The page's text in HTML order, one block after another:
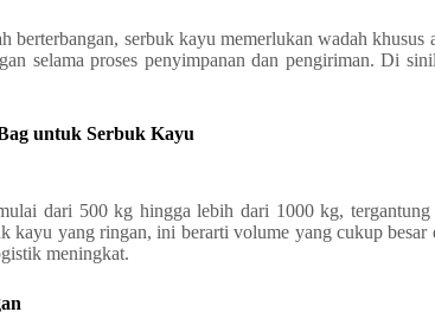
berterbangan, serbuk kayu memerlukan wadah khusus
selama proses penyimpanan dan pengiriman. Di
untuk Serbuk Kayu
dari 500 kg hingga lebih dari 1000 kg, tergantung
kayu yang ringan, ini berarti volume yang cukup besar
meningkat.